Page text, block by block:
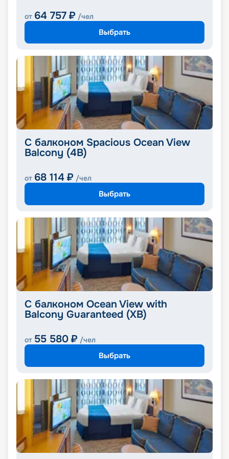
от 64 757 ₽ /чел
Выбрать
С балконом Spacious Ocean View
Balcony (4B)
от 68 114 ₽ /чел
Выбрать
С балконом Ocean View with
Balcony Guaranteed (XB)
от 55 580 ₽ /чел
Выбрать